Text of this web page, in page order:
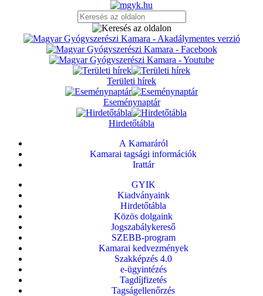
Területi hírek
Eseménynaptár
Hirdetőtábla
A Kamaráról
Kamarai tagsági információk
Irattár
GYIK
Kiadványaink
Hirdetőtábla
Közös dolgaink
Jogszabálykereső
SZEBB-program
Kamarai kedvezmények
Szakképzés 4.0
e-ügyintézés
Tagdíjfizetés
Tagságellenőrzés